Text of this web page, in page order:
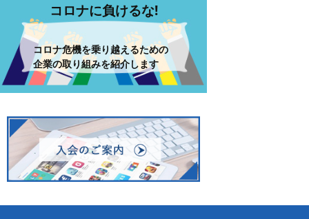
コロナに負けるな!
コロナ危機を乗り越えるための
企業の取り組みを紹介します